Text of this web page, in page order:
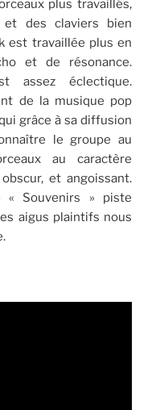
plus travaillés,
et des claviers bien
est travaillée plus en
et de résonance.
assez éclectique.
de la musique pop
grâce à sa diffusion
le groupe au
au caractère
et angoissant.
« Souvenirs » piste
aigus plaintifs nous